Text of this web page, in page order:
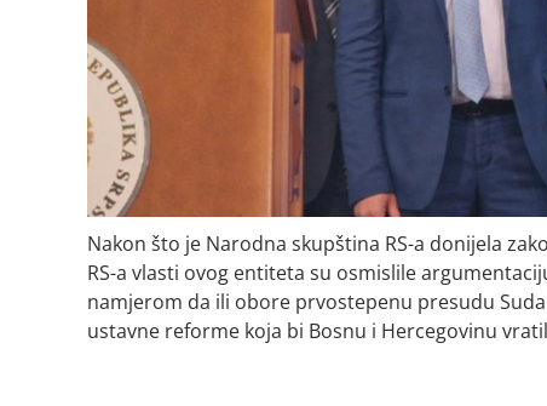
Nakon što je Narodna skupština RS-a donijela
RS-a vlasti ovog entiteta su osmislile
namjerom da ili obore prvostepenu presudu
ustavne reforme koja bi Bosnu i Hercegovinu